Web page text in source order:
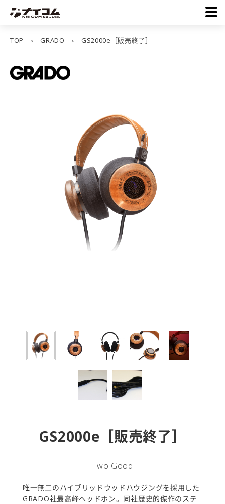
TOP > GRADO > GS2000e［販売終了］
GS2000e［販売終了］
Two Good
唯一無二のハイブリッドウッドハウジングを採用した
GRADO社最高峰ヘッドホン。同社歴史的傑作のステ